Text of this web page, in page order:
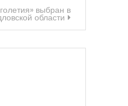
выбран в
области